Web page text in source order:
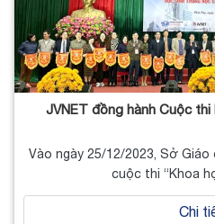
JVNET đồng hành Cuộc
Vào ngày 25/12/2023, Sở
cuộc thi “Khoa
Chi